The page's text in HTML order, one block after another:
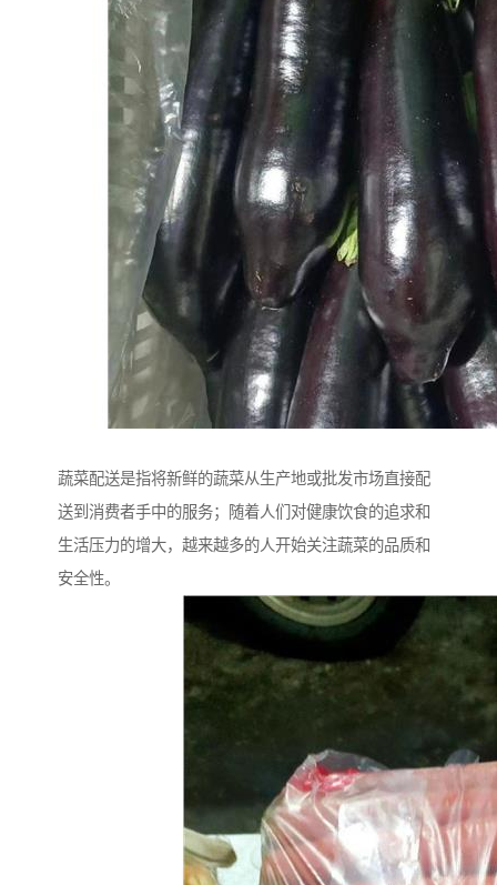
蔬菜配送是指将新鲜的蔬菜从生产地或批发市场直接配
送到消费者手中的服务；随着人们对健康饮食的追求和
生活压力的增大，越来越多的人开始关注蔬菜的品质和
安全性。